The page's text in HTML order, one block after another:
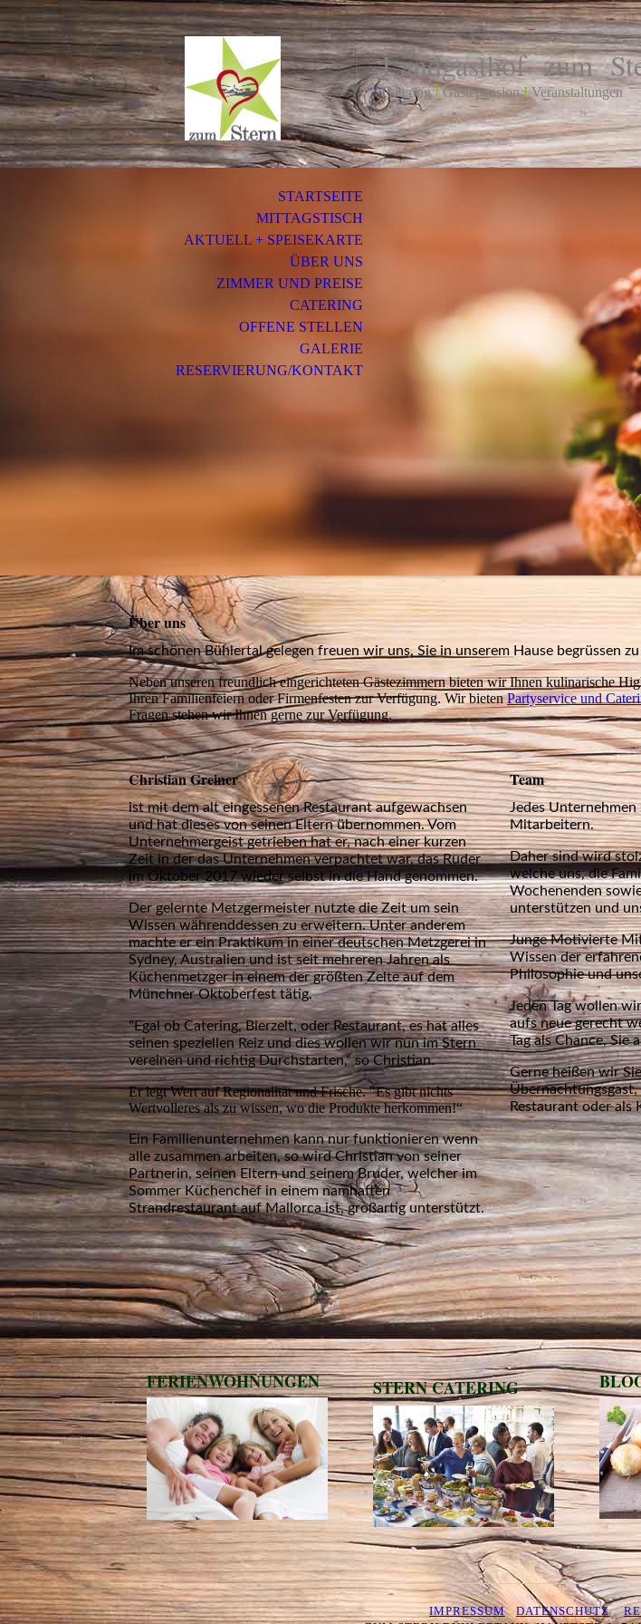
Landgasthof zum
CateringIGästepensionIVeranstaltungen
STARTSEITE
MITTAGSTISCH
AKTUELL + SPEISEKARTE
ÜBER UNS
ZIMMER UND PREISE
CATERING
OFFENE STELLEN
GALERIE
RESERVIERUNG/KONTAKT
Über uns
Im schönen Bühlertal gelegen freuen wir uns, Sie in unserem Hause begrüssen
Neben unseren freundlich eingerichteten Gästezimmern bieten wir Ihnen kulinarische
Ihren Familienfeiern oder Firmenfesten zur Verfügung. Wir bietenPartyservice und
Fragen stehen wir Ihnen gerne zur Verfügung.
Christian Greiner
ist mit dem alt eingessenen Restaurant aufgewachsen
und hat dieses von seinen Eltern übernommen. Vom
Unternehmergeist getrieben hat er, nach einer kurzen
Zeit in der das Unternehmen verpachtet war, das Ruder
im Oktober 2017 wieder selbst in die Hand genommen.
Der gelernte Metzgermeister nutzte die Zeit um sein
Wissen währenddessen zu erweitern. Unter anderem
machte er ein Praktikum in einer deutschen Metzgerei in
Sydney, Australien und ist seit mehreren Jahren als
Küchenmetzger in einem der größten Zelte auf dem
Münchner Oktoberfest tätig.
"Egal ob Catering, Bierzelt, oder Restaurant, es hat alles
seinen speziellen Reiz und dies wollen wir nun im Stern
vereinen und richtig Durchstarten,“ so Christian.
Er legt Wert auf Regionalität und Frische. "Es gibt nichts
Wertvolleres als zu wissen, wo die Produkte herkommen!“
Ein Familienunternehmen kann nur funktionieren wenn
alle zusammen arbeiten, so wird Christian von seiner
Partnerin, seinen Eltern und seinem Bruder, welcher im
Sommer Küchenchef in einem namhaften
Strandrestaurant auf Mallorca ist, großartig unterstützt.
Team
Jedes
Mitarbeitern.
Daher sind wird
welche uns, die
Wochenenden
unterstützen und
Junge Motivierte
Wissen der
Philosophie und
Jeden Tag wollen
aufs neue gerecht
Tag als Chance, Sie
Gerne heißen wir
Restaurant oder als
FERIENWOHNUNGEN STERN CATERING
IMPRESSUM DATENSCHUTZ